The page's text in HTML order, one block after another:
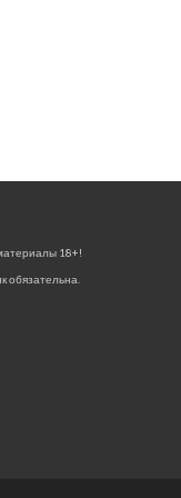
18+!
обязательна.